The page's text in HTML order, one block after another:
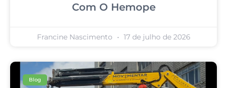
Com O Hemope
Francine Nascimento 17 de julho de 2026
Blog